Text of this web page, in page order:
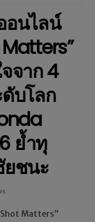
อนไลน์
จาก 4
บโลก
ย้ำทุ
ชนะ
Matters”